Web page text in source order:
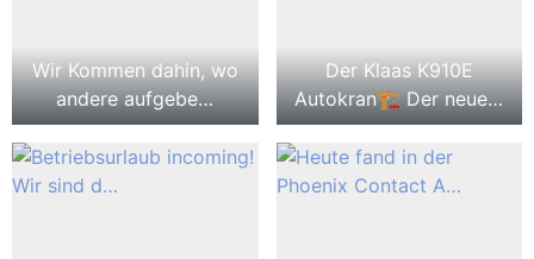
Wir Kommen dahin, wo
andere aufgebe…
Der Klaas K910E
Autokran🏗️ Der neue…